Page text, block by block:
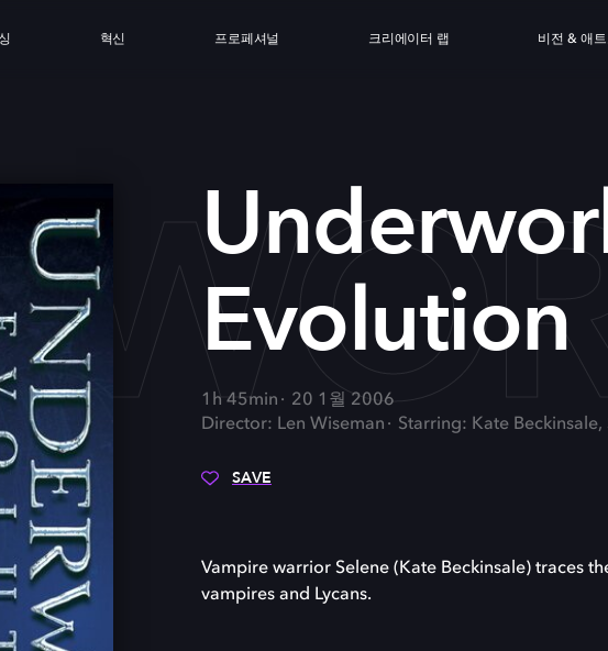
혁신 프로페셔널 크리에이터 랩 비전 & 애
Evolution
1h 45min
20 1월 2006
Director: Len Wiseman
Starring: Kate
SAVE
Vampire warrior Selene (Kate Beckinsale) traces
vampires and Lycans.